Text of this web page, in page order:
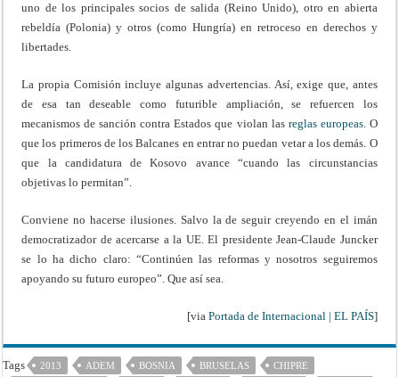
uno de los principales socios de salida (Reino Unido), otro en abierta
rebeldía (Polonia) y otros (como Hungría) en retroceso en derechos y
libertades.
La propia Comisión incluye algunas advertencias. Así, exige que, antes
de esa tan deseable como futurible ampliación, se refuercen los
mecanismos de sanción contra Estados que violan las reglas europeas. O
que los primeros de los Balcanes en entrar no puedan vetar a los demás. O
que la candidatura de Kosovo avance “cuando las circunstancias
objetivas lo permitan”.
Conviene no hacerse ilusiones. Salvo la de seguir creyendo en el imán
democratizador de acercarse a la UE. El presidente Jean-Claude Juncker
se lo ha dicho claro: “Continúen las reformas y nosotros seguiremos
apoyando su futuro europeo”. Que así sea.
[via Portada de Internacional | EL PAÍS]
Tags 2013 ADEM BOSNIA BRUSELAS CHIPRE